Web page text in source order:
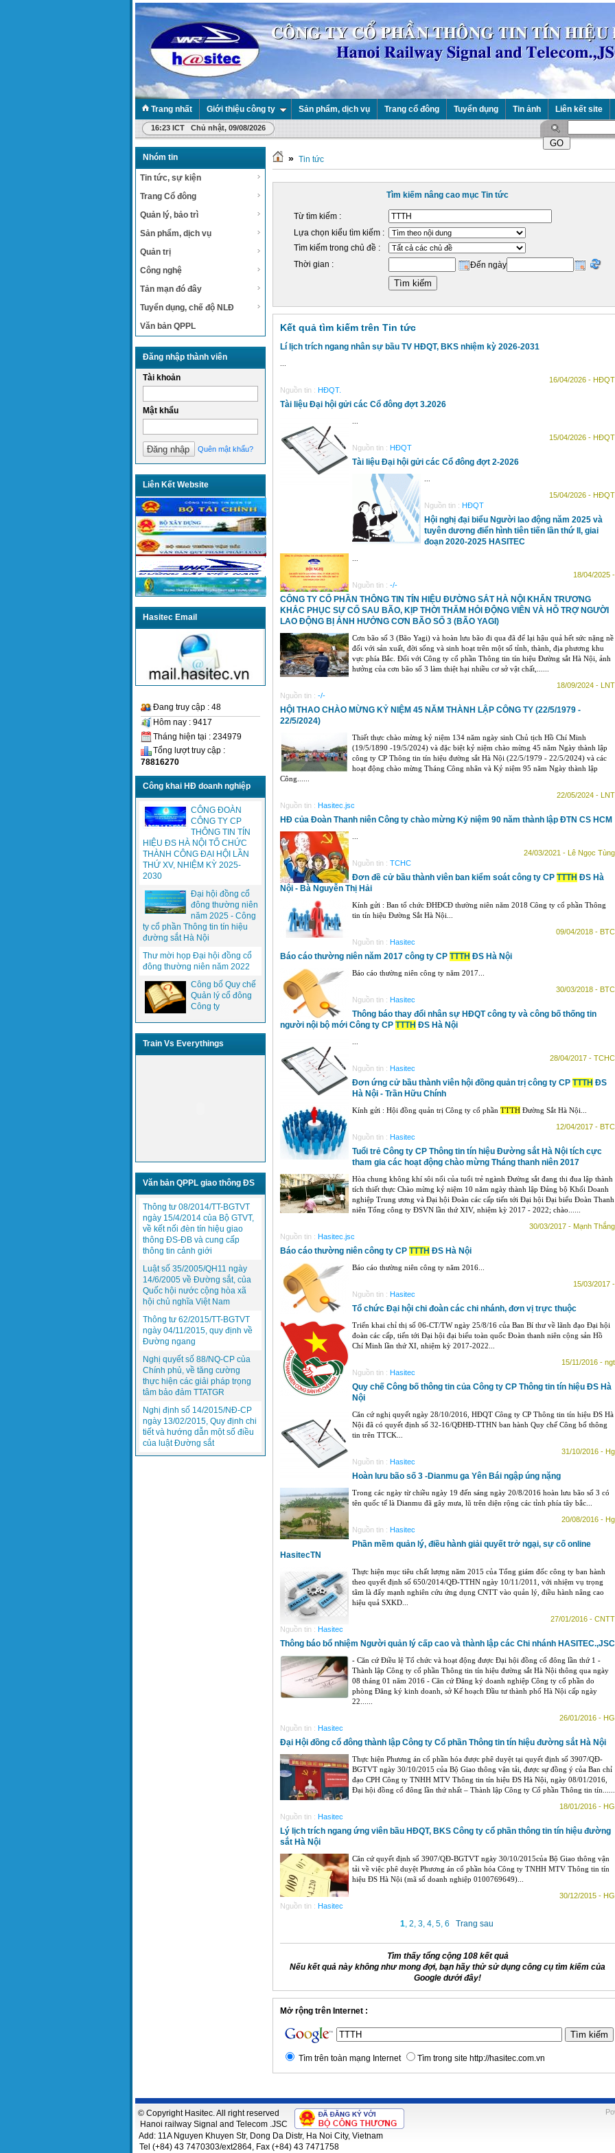
Trang nhất Giới thiệu công ty Sản phẩm, dịch vụ Trang cổ đông Tuyển dụng Tin ảnh Liên kết site
16:23 ICT Chủ nhật, 09/08/2026
Nhóm tin
Tin tức, sự kiện
Trang Cổ đông
Quản lý, bảo trì
Sản phẩm, dịch vụ
Quản trị
Công nghệ
Tản mạn đó đây
Tuyển dụng, chế độ NLĐ
Văn bản QPPL
Đăng nhập thành viên
Tài khoản
Mật khẩu
Quên mật khẩu?
Liên Kết Website
Hasitec Email
Đang truy cập : 48
Hôm nay : 9417
Tháng hiện tại : 234979
Tổng lượt truy cập :
78816270
Công khai HĐ doanh nghiệp
CÔNG ĐOÀN
CÔNG TY CP
THÔNG TIN TÍN
HIỆU ĐS HÀ NỘI TỔ CHỨC
THÀNH CÔNG ĐẠI HỘI LẦN
THỨ XV, NHIỆM KỲ 2025-
2030
Đại hội đồng cổ
đông thường niên
năm 2025 - Công
ty cổ phần Thông tin tín hiệu
đường sắt Hà Nội
Thư mời họp Đại hội đồng cổ
đông thường niên năm 2022
Công bố Quy chế
Quản lý cổ đông
Công ty
Train Vs Everythings
Văn bản QPPL giao thông ĐS
Thông tư 08/2014/TT-BGTVT
ngày 15/4/2014 của Bộ GTVT,
về kết nối đèn tín hiệu giao
thông ĐS-ĐB và cung cấp
thông tin cảnh giới
Luật số 35/2005/QH11 ngày
14/6/2005 về Đường sắt, của
Quốc hội nước cộng hòa xã
hội chủ nghĩa Việt Nam
Thông tư 62/2015/TT-BGTVT
ngày 04/11/2015, quy định về
Đường ngang
Nghị quyết số 88/NQ-CP của
Chính phủ, về tăng cường
thực hiện các giải pháp trọng
tâm bảo đảm TTATGR
Nghị định số 14/2015/NĐ-CP
ngày 13/02/2015, Quy định chi
tiết và hướng dẫn một số điều
của luật Đường sắt
» Tin tức
Tìm kiếm nâng cao mục Tin tức
Từ tìm kiếm :
Lựa chọn kiểu tìm kiếm :
Tìm kiếm trong chủ đề :
Thời gian :
Đến ngày
Kết quả tìm kiếm trên Tin tức
Lí lịch trích ngang nhân sự bầu TV HĐQT, BKS nhiệm kỳ 2026-2031
16/04/2026 - HĐQT
Nguồn tin : HĐQT.
Tài liệu Đại hội gửi các Cổ đông đợt 3.2026
15/04/2026 - HĐQT
Nguồn tin : HĐQT
Tài liệu Đại hội gửi các Cổ đông đợt 2-2026
15/04/2026 - HĐQT
Nguồn tin : HĐQT
Hội nghị đại biểu Người lao động năm 2025 và
tuyên dương điển hình tiên tiến lần thứ II, giai
đoạn 2020-2025 HASITEC
18/04/2025 -
Nguồn tin : -/-
CÔNG TY CỔ PHẦN THÔNG TIN TÍN HIỆU ĐƯỜNG SẮT HÀ NỘI KHẨN TRƯƠNG
KHẮC PHỤC SỰ CỐ SAU BÃO, KỊP THỜI THĂM HỎI ĐỘNG VIÊN VÀ HỖ TRỢ NGƯỜI
LAO ĐỘNG BỊ ẢNH HƯỞNG CƠN BÃO SỐ 3 (BÃO YAGI)
Cơn bão số 3 (Bão Yagi) và hoàn lưu bão đi qua đã để lại hậu quả hết sức nặng nề
đối với sản xuất, đời sống và sinh hoạt trên một số tỉnh, thành, địa phương khu
vực phía Bắc. Đối với Công ty cổ phần Thông tin tín hiệu Đường sắt Hà Nội, ảnh
hưởng của cơn bão số 3 làm thiệt hại nhiều cơ sở vật chất,......
18/09/2024 - LNT
Nguồn tin : -/-
HỘI THAO CHÀO MỪNG KỶ NIỆM 45 NĂM THÀNH LẬP CÔNG TY (22/5/1979 -
22/5/2024)
Thiết thực chào mừng kỷ niệm 134 năm ngày sinh Chủ tịch Hồ Chí Minh
(19/5/1890 -19/5/2024) và đặc biệt kỷ niệm chào mừng 45 năm Ngày thành lập
công ty CP Thông tin tín hiệu đường sắt Hà Nội (22/5/1979 - 22/5/2024) và các
hoạt động chào mừng Tháng Công nhân và Kỷ niệm 95 năm Ngày thành lập
Công......
22/05/2024 - LNT
Nguồn tin : Hasitec.jsc
HĐ của Đoàn Thanh niên Công ty chào mừng Kỷ niệm 90 năm thành lập ĐTN CS HCM
24/03/2021 - Lê Ngọc Tùng
Nguồn tin : TCHC
Đơn đề cử bầu thành viên ban kiểm soát công ty CP TTTH ĐS Hà
Nội - Bà Nguyễn Thị Hải
Kính gửi : Ban tổ chức ĐHĐCĐ thường niên năm 2018 Công ty cổ phần Thông
tin tín hiệu Đường Sắt Hà Nội...
09/04/2018 - BTC
Nguồn tin : Hasitec
Báo cáo thường niên năm 2017 công ty CP TTTH ĐS Hà Nội
Báo cáo thường niên công ty năm 2017...
30/03/2018 - BTC
Nguồn tin : Hasitec
Thông báo thay đổi nhân sự HĐQT công ty và công bố thống tin
người nội bộ mới Công ty CP TTTH ĐS Hà Nội
28/04/2017 - TCHC
Nguồn tin : Hasitec
Đơn ứng cử bầu thành viên hội đồng quản trị công ty CP TTTH ĐS
Hà Nội - Trần Hữu Chính
Kính gửi : Hội đồng quản trị Công ty cổ phần TTTH Đường Sắt Hà Nội...
12/04/2017 - BTC
Nguồn tin : Hasitec
Tuổi trẻ Công ty CP Thông tin tín hiệu Đường sắt Hà Nội tích cực
tham gia các hoạt động chào mừng Tháng thanh niên 2017
Hòa chung không khí sôi nổi của tuổi trẻ ngành Đường sắt đang thi đua lập thành
tích thiết thực Chào mừng kỷ niệm 10 năm ngày thành lập Đảng bộ Khối Doanh
nghiệp Trung ương và Đại hội Đoàn các cấp tiến tới Đại hội Đại biểu Đoàn Thanh
niên Tổng công ty ĐSVN lần thứ XIV, nhiệm kỳ 2017 - 2022; chào......
30/03/2017 - Mạnh Thắng
Nguồn tin : Hasitec.jsc
Báo cáo thường niên công ty CP TTTH ĐS Hà Nội
Báo cáo thường niên công ty năm 2016...
15/03/2017 -
Nguồn tin : Hasitec
Tổ chức Đại hội chi đoàn các chi nhánh, đơn vị trực thuộc
Triển khai chỉ thị số 06-CT/TW ngày 25/8/16 của Ban Bí thư về lãnh đạo Đại hội
đoàn các cấp, tiến tới Đại hội đại biểu toàn quốc Đoàn thanh niên cộng sản Hồ
Chí Minh lần thứ XI, nhiệm kỳ 2017-2022...
15/11/2016 - ngt
Nguồn tin : Hasitec
Quy chế Công bố thông tin của Công ty CP Thông tin tín hiệu ĐS Hà
Nội
Căn cứ nghị quyết ngày 28/10/2016, HĐQT Công ty CP Thông tin tín hiệu ĐS Hà
Nội đã có quyết định số 32-16/QĐHĐ-TTHN ban hành Quy chế Công bố thông
tin trên TTCK...
31/10/2016 - Hg
Nguồn tin : Hasitec
Hoàn lưu bão số 3 -Dianmu ga Yên Bái ngập úng nặng
Trong các ngày từ chiều ngày 19 đến sáng ngày 20/8/2016 hoàn lưu bão số 3 có
tên quốc tế là Dianmu đã gây mưa, lũ trên diện rộng các tỉnh phía tây bắc...
20/08/2016 - Hg
Nguồn tin : Hasitec
Phần mềm quản lý, điều hành giải quyết trở ngại, sự cố online
HasitecTN
Thực hiện mục tiêu chất lượng năm 2015 của Tổng giám đốc công ty ban hành
theo quyết định số 650/2014/QĐ-TTHN ngày 10/11/2011, với nhiệm vụ trọng
tâm là đẩy mạnh nghiên cứu ứng dụng CNTT vào quản lý, điều hành nâng cao
hiệu quả SXKD...
27/01/2016 - CNTT
Nguồn tin : Hasitec
Thông báo bổ nhiệm Người quản lý cấp cao và thành lập các Chi nhánh HASITEC.,JSC
- Căn cứ Điều lệ Tổ chức và hoạt động được Đại hội đồng cổ đông lần thứ 1 -
Thành lập Công ty cổ phần Thông tin tín hiệu đường sắt Hà Nội thông qua ngày
08 tháng 01 năm 2016 - Căn cứ Đăng ký doanh nghiệp Công ty cổ phần do
phòng Đăng ký kinh doanh, sở Kế hoạch Đầu tư thành phố Hà Nội cấp ngày
22......
26/01/2016 - HG
Nguồn tin : Hasitec
Đại Hội đồng cổ đông thành lập Công ty Cổ phần Thông tin tín hiệu đường sắt Hà Nội
Thực hiện Phương án cổ phần hóa được phê duyệt tại quyết định số 3907/QĐ-
BGTVT ngày 30/10/2015 của Bộ Giao thông vận tải, được sự đồng ý của Ban chỉ
đạo CPH Công ty TNHH MTV Thông tin tín hiệu ĐS Hà Nội, ngày 08/01/2016,
Đại hội đồng cổ đông lần thứ nhất – Thành lập Công ty Cổ phần Thông tin tín......
18/01/2016 - HG
Nguồn tin : Hasitec
Lý lịch trích ngang ứng viên bầu HĐQT, BKS Công ty cổ phần thông tin tín hiệu đường
sắt Hà Nội
Căn cứ quyết định số 3907/QĐ-BGTVT ngày 30/10/2015của Bộ Giao thông vận
tải về việc phê duyệt Phương án cổ phần hóa Công ty TNHH MTV Thông tin tín
hiệu ĐS Hà Nội (mã số doanh nghiệp 0100769649)...
30/12/2015 - HG
Nguồn tin : Hasitec
1, 2, 3, 4, 5, 6 Trang sau
Tìm thấy tổng cộng 108 kết quả
Nếu kết quả này không như mong đợi, bạn hãy thử sử dụng công cụ tìm kiếm của
Google dưới đây!
Mở rộng trên Internet :
Tìm trên toàn mạng Internet Tìm trong site http://hasitec.com.vn
© Copyright Hasitec. All right reserved
Hanoi railway Signal and Telecom .JSC
Add: 11A Nguyen Khuyen Str, Dong Da Distr, Ha Noi City, Vietnam
Tel (+84) 43 7470303/ext2864, Fax (+84) 43 7471758